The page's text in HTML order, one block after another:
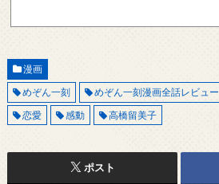
漫画
めぞん一刻
めぞん一刻漫画全話レビュー
恋愛
感動 高橋留美子
ポスト